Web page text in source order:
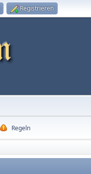
Registrieren
Regeln